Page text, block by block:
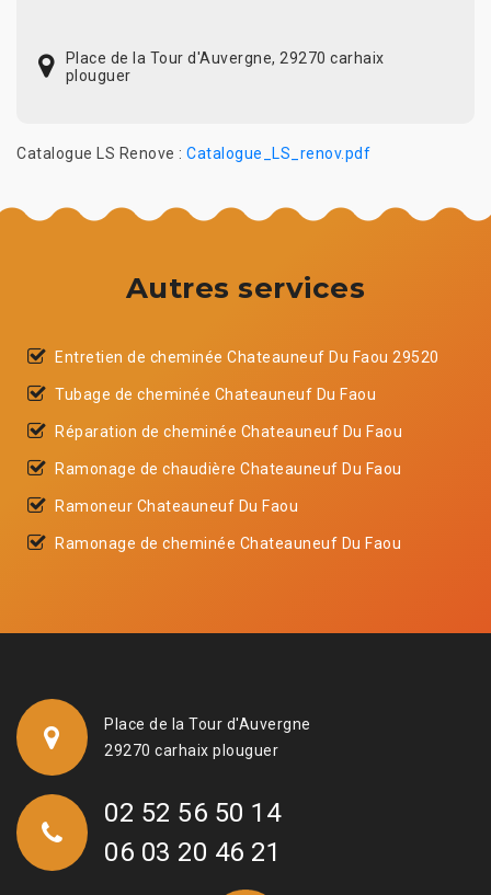
Place de la Tour d'Auvergne, 29270 carhaix
plouguer
Catalogue LS Renove : Catalogue_LS_renov.pdf
Autres services
Entretien de cheminée Chateauneuf Du Faou 29520
Tubage de cheminée Chateauneuf Du Faou
Réparation de cheminée Chateauneuf Du Faou
Ramonage de chaudière Chateauneuf Du Faou
Ramoneur Chateauneuf Du Faou
Ramonage de cheminée Chateauneuf Du Faou
Place de la Tour d'Auvergne
29270 carhaix plouguer
02 52 56 50 14
06 03 20 46 21